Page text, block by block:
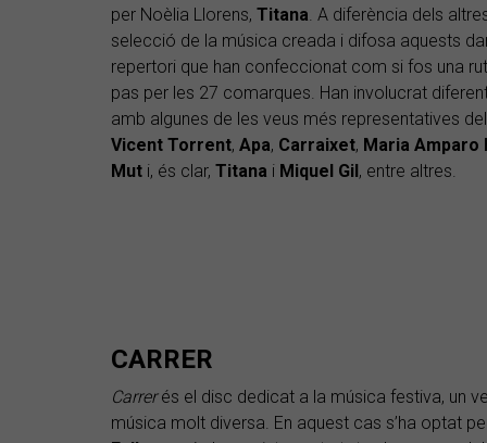
per Noèlia Llorens, Titana . A diferència dels
selecció de la música creada i difosa aquests
repertori que han confeccionat com si fos una
pas per les 27 comarques. Han involucrat
amb algunes de les veus més representatives
Vicent Torrent, Apa, Carraixet, Maria Amparo
Mut i, és clar, Titana i Miquel Gil, entre altres.
CARRER
Carrerés el disc dedicat a la música festiva, un
música molt diversa. En aquest cas s’ha optat